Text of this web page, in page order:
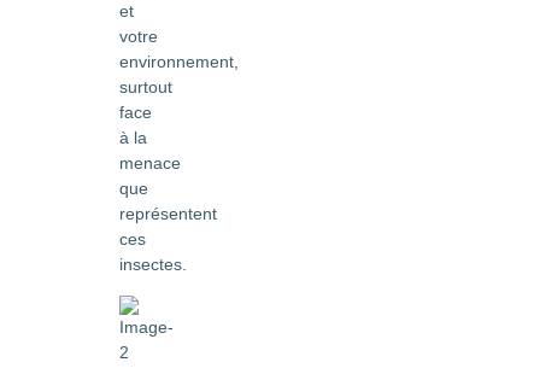
et
votre
environnement,
surtout
face
à la
menace
que
représentent
ces
insectes.